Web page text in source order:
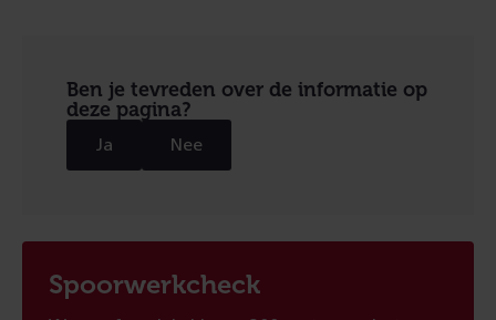
Ben je tevreden over de informatie op
deze pagina?
Ja Nee
Spoorwerkcheck